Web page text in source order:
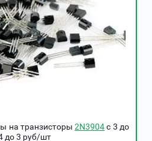
транзисторы2N3904c 3 до
до 3 руб/шт